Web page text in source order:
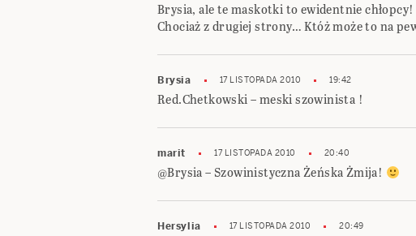
Brysia, ale te maskotki to ewidentnie chłopcy!
Chociaż z drugiej strony… Któż może to na
Brysia 17 LISTOPADA 2010 19:42
Red.Chetkowski – meski szowinista !
marit 17 LISTOPADA 2010 20:40
@Brysia – Szowinistyczna Żeńska Żmija!
Hersylia 17 LISTOPADA 2010 20:49